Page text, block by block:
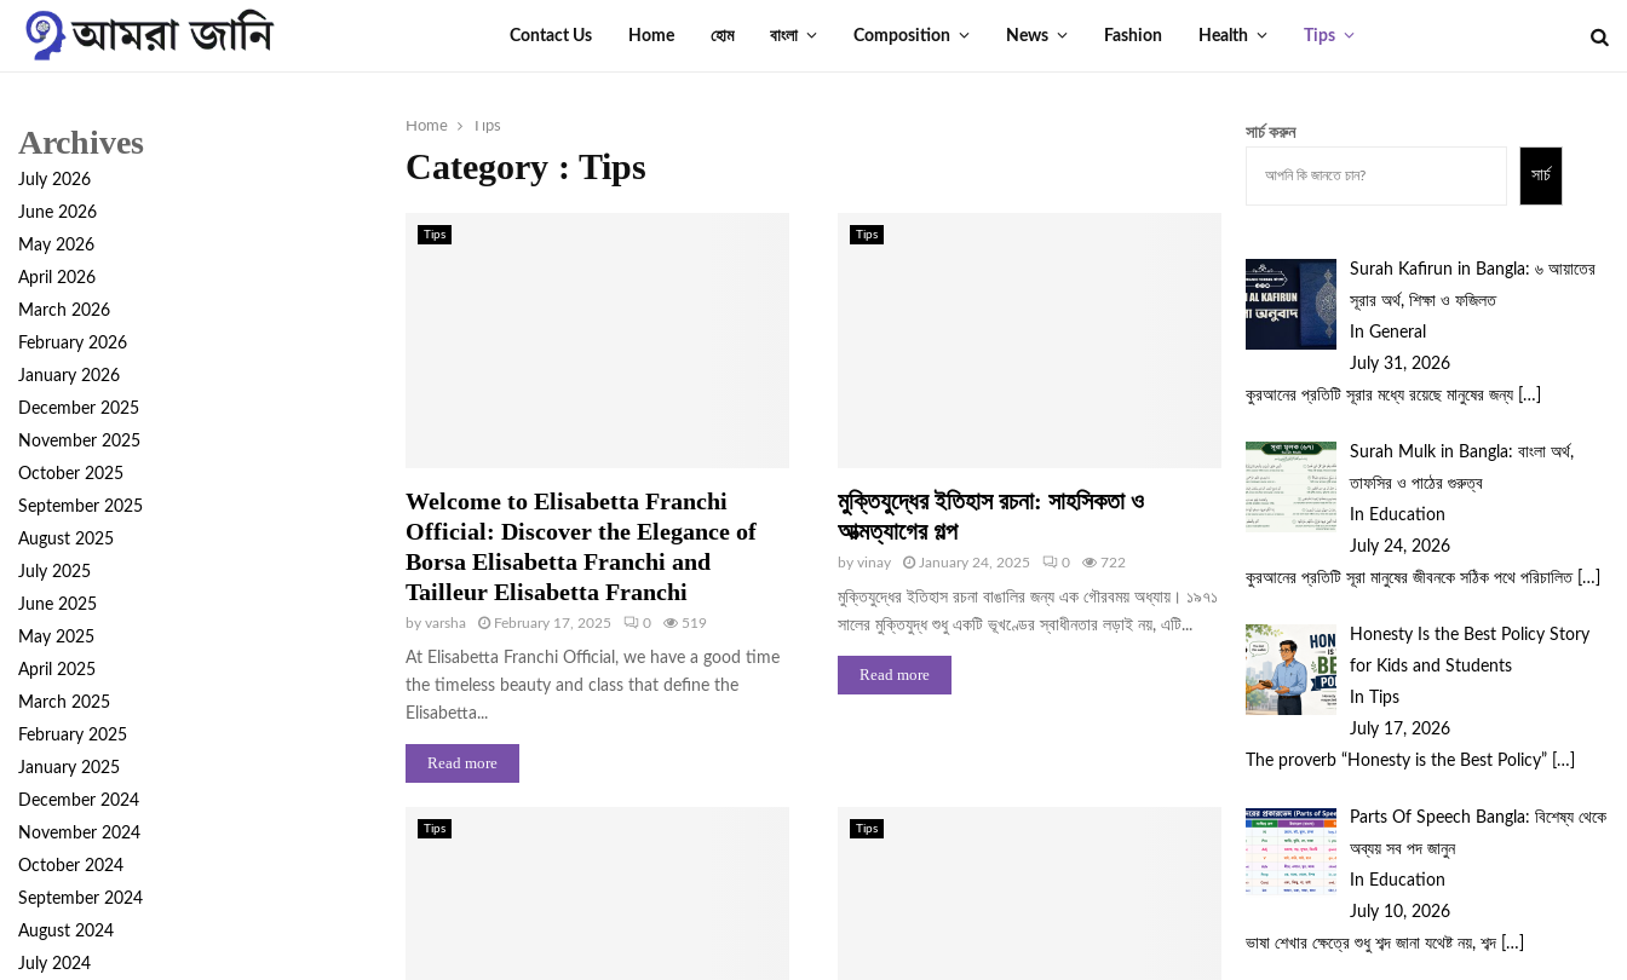
Contact Us Home হোম বাংলা Composition News Fashion Health Tips
Home Tips
Category : Tips
Tips
Welcome to Elisabetta Franchi
Official: Discover the Elegance of
Borsa Elisabetta Franchi and
Tailleur Elisabetta Franchi
by varsha February 17, 2025 0 519
At Elisabetta Franchi Official, we have a good time
the timeless beauty and class that define the
Elisabetta...
Read more
Tips
মুক্তিযুদ্ধের ইতিহাস রচনা: সাহসিকতা ও
আত্মত্যাগের গল্প
by vinay January 24, 2025 0 722
মুক্তিযুদ্ধের ইতিহাস রচনা বাঙালির জন্য এক গৌরবময় অধ্যায়। ১৯৭১
সালের মুক্তিযুদ্ধ শুধু একটি ভূখণ্ডের স্বাধীনতার লড়াই নয়, এটি...
Read more
Tips Tips
Archives
July 2026
June 2026
May 2026
April 2026
March 2026
February 2026
January 2026
December 2025
November 2025
October 2025
September 2025
August 2025
July 2025
June 2025
May 2025
April 2025
March 2025
February 2025
January 2025
December 2024
November 2024
October 2024
September 2024
August 2024
July 2024
সার্চ করুন
সার্চ
Surah Kafirun in Bangla: ৬ আয়াতের
সূরার অর্থ, শিক্ষা ও ফজিলত
In General
July 31, 2026
কুরআনের প্রতিটি সূরার মধ্যে রয়েছে মানুষের জন্য
[…]
Surah Mulk in Bangla: বাংলা অর্থ,
তাফসির ও পাঠের গুরুত্ব
In Education
July 24, 2026
কুরআনের প্রতিটি সূরা মানুষের জীবনকে সঠিক পথে পরিচালিত […]
Honesty Is the Best Policy Story
for Kids and Students
In Tips
July 17, 2026
The proverb “Honesty is the Best Policy”
[…]
Parts Of Speech Bangla: বিশেষ্য থেকে
অব্যয় সব পদ জানুন
In Education
July 10, 2026
ভাষা শেখার ক্ষেত্রে শুধু শব্দ জানা যথেষ্ট নয়, শব্দ
[…]